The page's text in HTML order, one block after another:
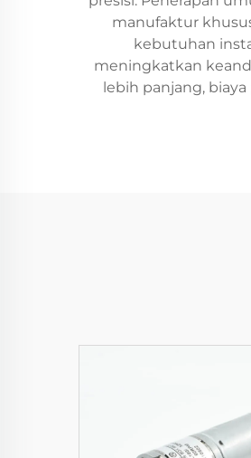
manufaktur
kebutuhan
meningkatkan
lebih panjang,